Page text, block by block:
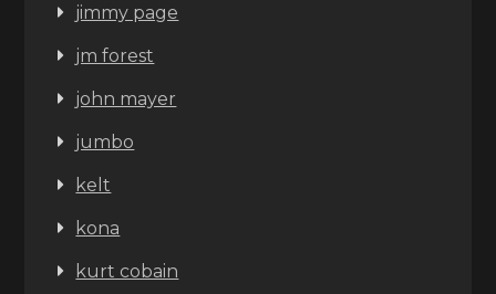
jimmy page
jm forest
john mayer
jumbo
kelt
kona
kurt cobain